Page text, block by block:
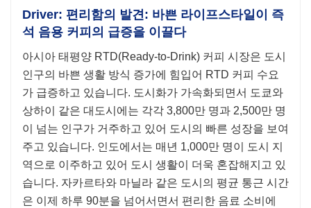
Driver: 편리함의 발견: 바쁜 라이프스타일이 즉
석 음용 커피의 급증을 이끌다
아시아 태평양 RTD(Ready-to-Drink) 커피 시장은 도시
인구의 바쁜 생활 방식 증가에 힘입어 RTD 커피 수요
가 급증하고 있습니다. 도시화가 가속화되면서 도쿄와
상하이 같은 대도시에는 각각 3,800만 명과 2,500만 명
이 넘는 인구가 거주하고 있어 도시의 빠른 성장을 보여
주고 있습니다. 인도에서는 매년 1,000만 명이 도시 지
역으로 이주하고 있어 도시 생활이 더욱 혼잡해지고 있
습니다. 자카르타와 마닐라 같은 도시의 평균 통근 시간
은 이제 하루 90분을 넘어서면서 편리한 음료 소비에